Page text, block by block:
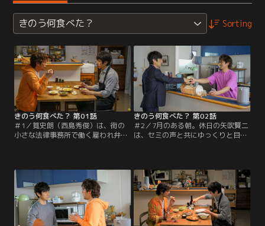
きのう何食べた？ Sorting
きのう何食べた？ 第01話
＃1／筧史朗（西島秀俊）は、街の
小さな法律事務所で働く雇われ弁護
が手際よく作ったバランスのいい手
料理が並ぶ食卓…共に囲むのは美容
師の矢吹賢二（内野聖陽）だ。2人
はシロさん、ケンジと呼び合う恋人
同士。ところが和やかな食卓に波乱
を呼ぶ出来事が…！
きのう何食べた？ 第02話
＃2／7月のある朝。休日の矢吹賢二
は、セミの声と共にゆっくりと目覚
起きる。史朗が置き忘れたスマホ
に“富永佳代子”という女性からメッ
セージが届いたのを見てしまったの
だ。内容は「いつもの場所で待って
ます」…もしや彼女！？こうして賢
二の不安な休日が始まった。